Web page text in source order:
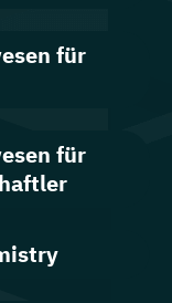
für
für